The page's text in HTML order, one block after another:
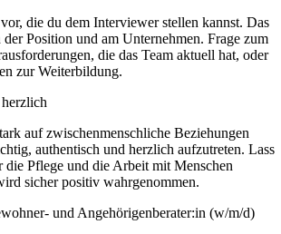
die du dem Interviewer stellen kannst. Das
der Position und am Unternehmen. Frage zum
die das Team aktuell hat, oder
zur Weiterbildung.
auf zwischenmenschliche Beziehungen
authentisch und herzlich aufzutreten. Lass
die Pflege und die Arbeit mit Menschen
sicher positiv wahrgenommen.
und Angehörigenberater:in (w/m/d)